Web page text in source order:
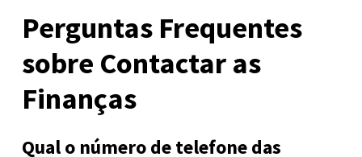
Perguntas Frequentes
sobre Contactar as
Finanças
Qual o número de telefone das